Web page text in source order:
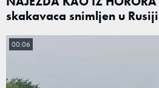
skakavaca snimljen u Rusiji
00:06